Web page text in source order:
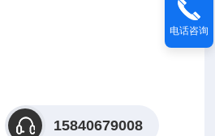
15840679008
电话咨询